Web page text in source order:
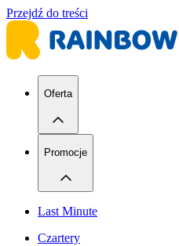
Przejdź do treści
Oferta
Promocje
Last Minute
Czartery